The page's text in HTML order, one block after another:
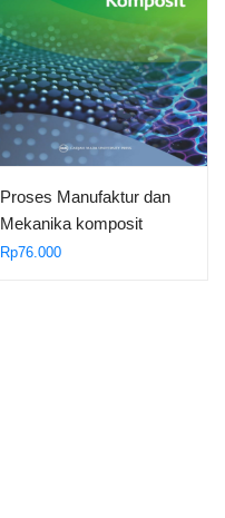
Proses Manufaktur dan
Mekanika komposit
Rp76.000